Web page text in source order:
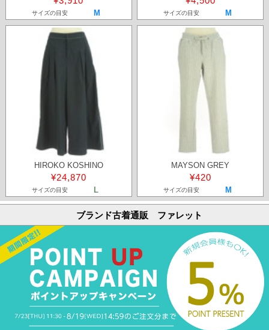
サイズの目安 M サイズの目安 M
HIROKO KOSHINO
¥24,870
サイズの目安 L
MAYSON GREY
¥420
サイズの目安 M
ブランド古着通販 ファレット